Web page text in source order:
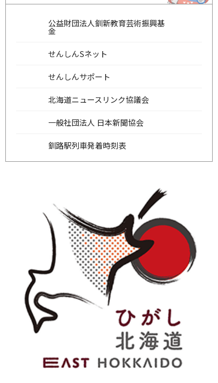
公益財団法人釧新教育芸術振興基
金
せんしんSネット
せんしんサポート
北海道ニュースリンク協議会
一般社団法人 日本新聞協会
釧路駅列車発着時刻表